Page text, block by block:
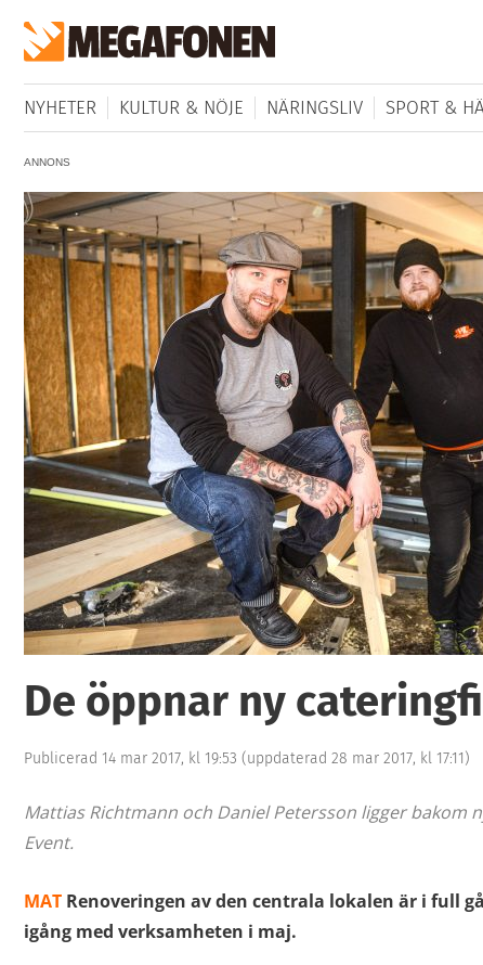
NYHETER KULTUR & NÖJE NÄRINGSLIV SPORT &
ANNONS
De öppnar ny
Publicerad 14 mar 2017, kl 19:53 (uppdaterad 28 mar 2017, kl 17:11)
Mattias Richtmann och Daniel Petersson ligger bakom
Event.
MAT Renoveringen av den centrala lokalen är i full
igång med verksamheten i maj.